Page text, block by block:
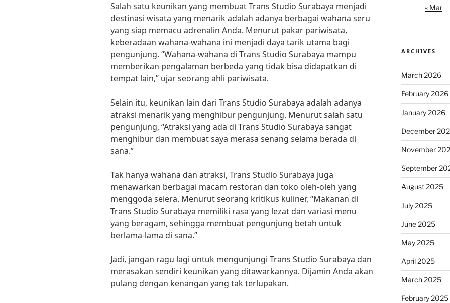
Salah satu keunikan yang membuat Trans Studio Surabaya menjadi
destinasi wisata yang menarik adalah adanya berbagai wahana seru
yang siap memacu adrenalin Anda. Menurut pakar pariwisata,
keberadaan wahana-wahana ini menjadi daya tarik utama bagi
pengunjung. “Wahana-wahana di Trans Studio Surabaya mampu
memberikan pengalaman berbeda yang tidak bisa didapatkan di
tempat lain,” ujar seorang ahli pariwisata.
Selain itu, keunikan lain dari Trans Studio Surabaya adalah adanya
atraksi menarik yang menghibur pengunjung. Menurut salah satu
pengunjung, “Atraksi yang ada di Trans Studio Surabaya sangat
menghibur dan membuat saya merasa senang selama berada di
sana.”
Tak hanya wahana dan atraksi, Trans Studio Surabaya juga
menawarkan berbagai macam restoran dan toko oleh-oleh yang
menggoda selera. Menurut seorang kritikus kuliner, “Makanan di
Trans Studio Surabaya memiliki rasa yang lezat dan variasi menu
yang beragam, sehingga membuat pengunjung betah untuk
berlama-lama di sana.”
Jadi, jangan ragu lagi untuk mengunjungi Trans Studio Surabaya dan
merasakan sendiri keunikan yang ditawarkannya. Dijamin Anda akan
pulang dengan kenangan yang tak terlupakan.
« Mar
ARCHIVES
March 2026
February 2026
January 2026
December
November
September
August 2025
July 2025
June 2025
May 2025
April 2025
March 2025
February 2025